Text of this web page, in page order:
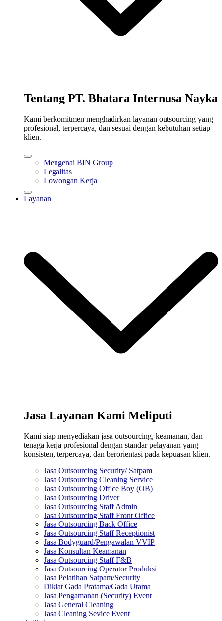
Tentang PT. Bhatara Internusa Nayka
Kami berkomitmen menghadirkan layanan outsourcing yang
profesional, terpercaya, dan sesuai dengan kebutuhan setiap
klien.
Mengenai BIN Group
Legalitas
Lowongan Kerja
Layanan
Jasa Layanan Kami Meliputi
Kami siap menyediakan jasa outsourcing, keamanan, dan
tenaga kerja profesional dengan standar pelayanan yang
konsisten, terpercaya, dan berorientasi pada kepuasan klien.
Jasa Outsourcing Security/ Satpam
Jasa Outsourcing Cleaning Service
Jasa Outsourcing Office Boy (OB)
Jasa Outsourcing Driver
Jasa Outsourcing Staff Admin
Jasa Outsourcing Staff Front Office
Jasa Outsourcing Back Office
Jasa Outsourcing Staff Receptionist
Jasa Bodyguard/Pengawalan VVIP
Jasa Konsultan Keamanan
Jasa Outsourcing Staff F&B
Jasa Outsourcing Operator Produksi
Jasa Pelatihan Satpam/Security
Diklat Gada Pratama/Gada Utama
Jasa Pengamanan (Security) Event
Jasa General Cleaning
Jasa Cleaning Sevice Event